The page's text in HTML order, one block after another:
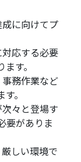
に向けてプ
応する必要
す。
務作業など
。
々と登場す
要がありま
しい環境で